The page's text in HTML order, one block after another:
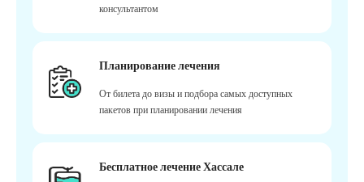
консультантом
Планирование лечения
От билета до визы и подбора самых доступных
пакетов при планировании лечения
Бесплатное лечение Хассале